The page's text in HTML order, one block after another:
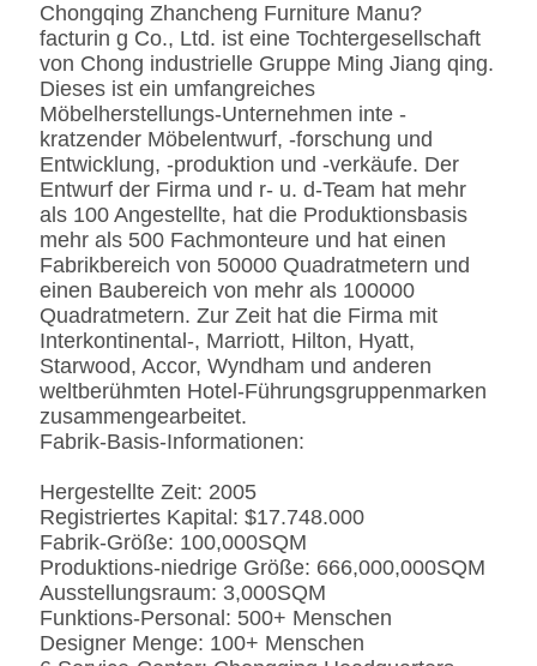
Schaum
Hoher Densily-Schaum.
Gewebe
Leder-/echtes
Leder-/Microfiber-Leder-
CA117 Standard oder
BS5852 Standardire des
Gewebe-/PU beständig
SS
Edelstahl #201 #304 #316,
bürstete oder
Spiegeloberfläche.
Fingerprintless
Verarbeitung
Marmor
Natürliches ausgeführt,
Kunde-spezifizierten
Chongqing Zhancheng Furniture Manu?
facturin g Co., Ltd. ist eine Tochtergesellschaft
von Chong industrielle Gruppe Ming Jiang qing.
Dieses ist ein umfangreiches
Möbelherstellungs-Unternehmen inte -
kratzender Möbelentwurf, -forschung und
Entwicklung, -produktion und -verkäufe. Der
Entwurf der Firma und r- u. d-Team hat mehr
als 100 Angestellte, hat die Produktionsbasis
mehr als 500 Fachmonteure und hat einen
Fabrikbereich von 50000 Quadratmetern und
einen Baubereich von mehr als 100000
Quadratmetern. Zur Zeit hat die Firma mit
Interkontinental-, Marriott, Hilton, Hyatt,
Starwood, Accor, Wyndham und anderen
weltberühmten Hotel-Führungsgruppenmarken
zusammengearbeitet.
Fabrik-Basis-Informationen:
Hergestellte Zeit: 2005
Registriertes Kapital: $17.748.000
Fabrik-Größe: 100,000SQM
Produktions-niedrige Größe: 666,000,000SQM
Ausstellungsraum: 3,000SQM
Funktions-Personal: 500+ Menschen
Designer Menge: 100+ Menschen